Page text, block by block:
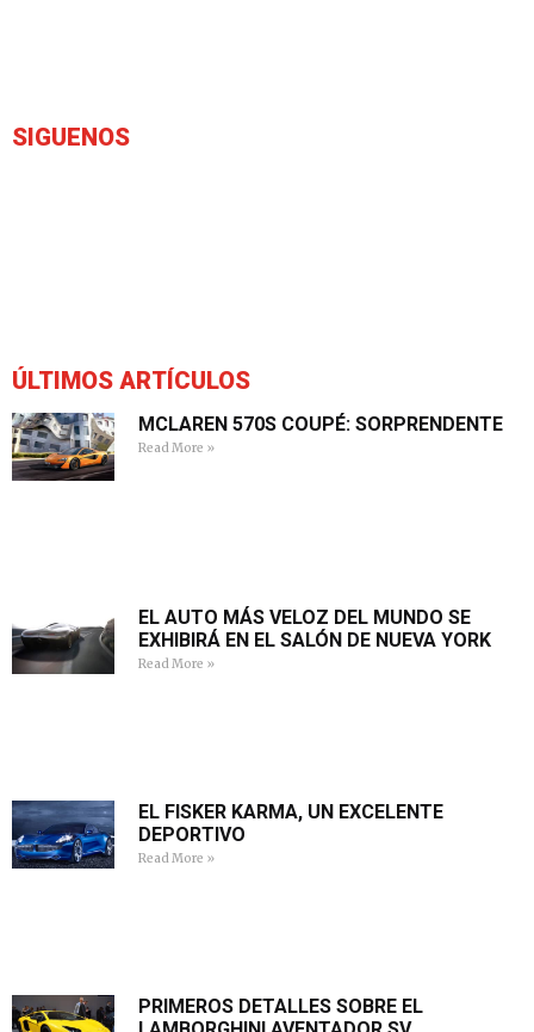
SIGUENOS
ÚLTIMOS ARTÍCULOS
MCLAREN 570S COUPÉ: SORPRENDENTE
Read More »
EL AUTO MÁS VELOZ DEL MUNDO SE
EXHIBIRÁ EN EL SALÓN DE NUEVA YORK
Read More »
EL FISKER KARMA, UN EXCELENTE
DEPORTIVO
Read More »
PRIMEROS DETALLES SOBRE EL